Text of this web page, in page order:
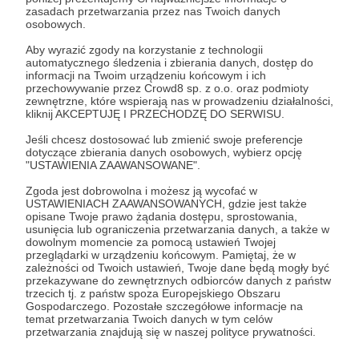
zasadach przetwarzania przez nas Twoich danych
osobowych.
Aby wyrazić zgody na korzystanie z technologii
automatycznego śledzenia i zbierania danych, dostęp do
informacji na Twoim urządzeniu końcowym i ich
przechowywanie przez Crowd8 sp. z o.o. oraz podmioty
zewnętrzne, które wspierają nas w prowadzeniu działalności,
kliknij AKCEPTUJĘ I PRZECHODZĘ DO SERWISU.
Jeśli chcesz dostosować lub zmienić swoje preferencje
dotyczące zbierania danych osobowych, wybierz opcję
"USTAWIENIA ZAAWANSOWANE".
Zgoda jest dobrowolna i możesz ją wycofać w
USTAWIENIACH ZAAWANSOWANYCH, gdzie jest także
opisane Twoje prawo żądania dostępu, sprostowania,
usunięcia lub ograniczenia przetwarzania danych, a także w
dowolnym momencie za pomocą ustawień Twojej
przeglądarki w urządzeniu końcowym. Pamiętaj, że w
zależności od Twoich ustawień, Twoje dane będą mogły być
przekazywane do zewnętrznych odbiorców danych z państw
trzecich tj. z państw spoza Europejskiego Obszaru
Gospodarczego. Pozostałe szczegółowe informacje na
temat przetwarzania Twoich danych w tym celów
przetwarzania znajdują się w naszej polityce prywatności.
16.10.2018 ● Brak komentarzy
Analiza elementu w projektowaniu
permakulturowym – grządka
permakulturowa.
Analiza elementu - jego cech, potrzeb i korzyści z niego
płynących leży u podstaw projektowania
permakulturowego i znajduje zastosowanie w absolutnie
każdej sytuacji gdy chcemy cokolwiek zmienić w naszym
otoczeniu. Kura, grządka czy jakikolwiek inny element,
możliwości. Niejednokrotnie analiza elementu chroni nas
przed kosztownymi pomyłkami i marnotrawstwem
surowców, energii, pieniędzy, pracy i czasu. Sprawia, że
żyjemy permakulturowo w sposób bardziej
zrównoważony oraz przyjazny ludziom i Ziemi, dlatego
warto ją stosować.
permakultura projektowanie permakulturowe
analiza elementu +2